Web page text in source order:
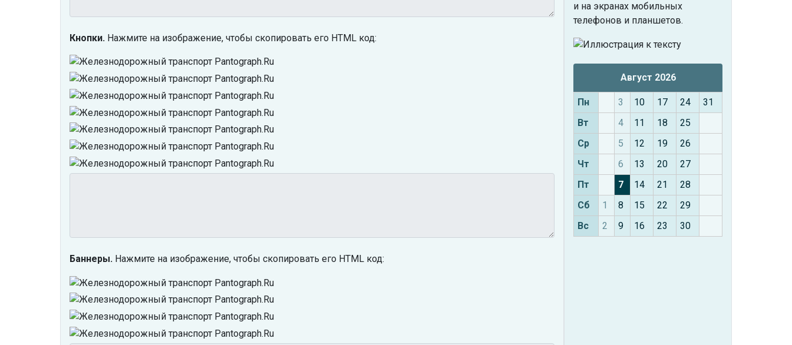
Кнопки. Нажмите на изображение, чтобы скопировать его HTML код:
Баннеры. Нажмите на изображение, чтобы скопировать его HTML код:
и на экранах мобильных
телефонов и планшетов.
Август 2026
Пн 3 10 17 24
31
Вт
4 11 18
25
Ср
5 12 19
26
Чт
6 13 20
27
Пт
7 14 21
28
Сб
1 8 15 22
29
Вс
2 9 16 23 30